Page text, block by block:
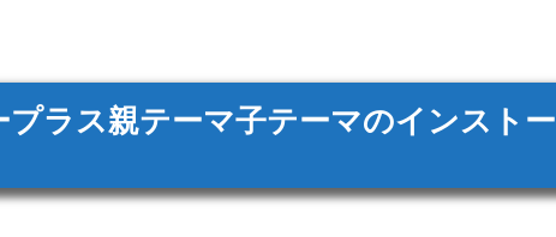
ラス親テーマ子テーマのインストー